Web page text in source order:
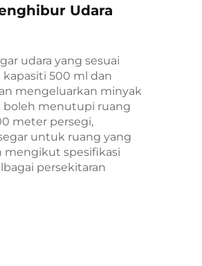
Udara
udara yang sesuai
500 ml dan
mengeluarkan minyak
boleh menutupi ruang
meter persegi,
untuk ruang yang
mengikut spesifikasi
persekitaran